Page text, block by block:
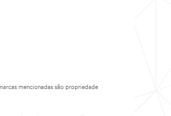
marcas mencionadas são propriedade